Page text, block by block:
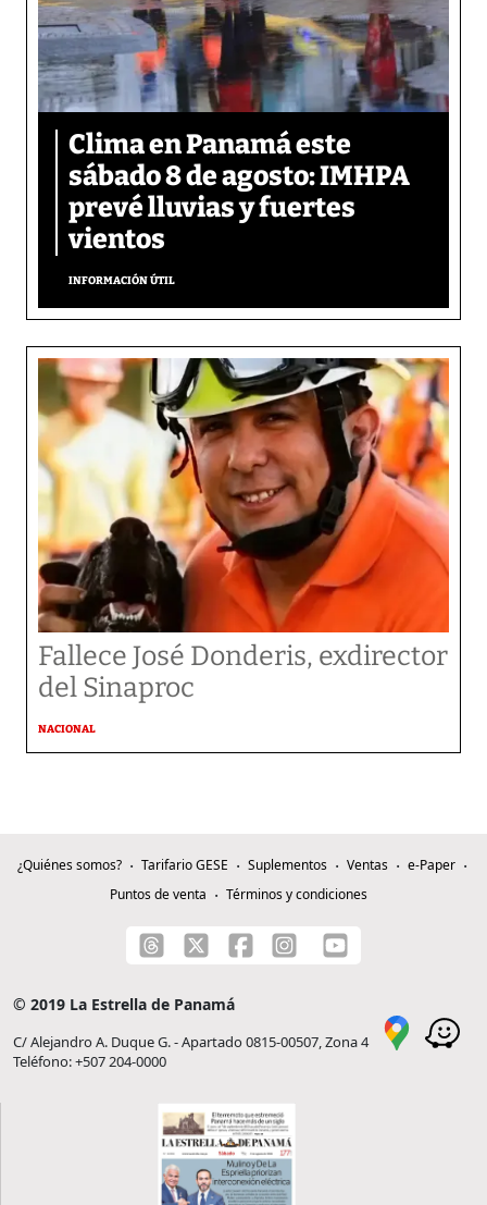
Clima en Panamá este
sábado 8 de agosto: IMHPA
prevé lluvias y fuertes
vientos
INFORMACIÓN ÚTIL
Fallece José Donderis, exdirector
del Sinaproc
NACIONAL
¿Quiénes somos? Tarifario GESE Suplementos Ventas
e-Paper
Puntos de venta
Términos y condiciones
© 2019 La Estrella de Panamá
C/ Alejandro A. Duque G. - Apartado 0815-00507, Zona 4
Teléfono: +507 204-0000